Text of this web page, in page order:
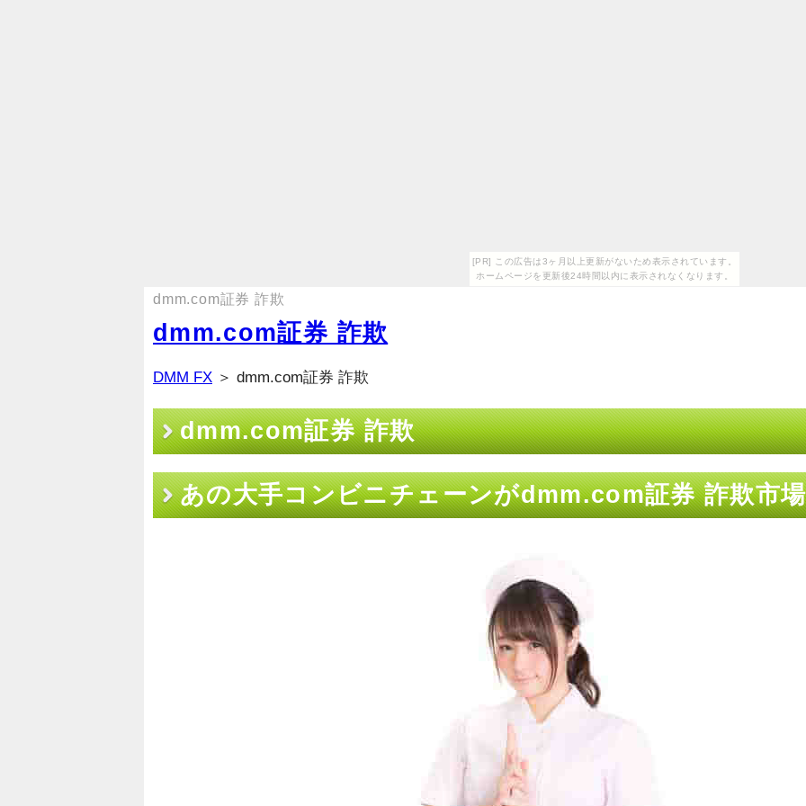
[PR] この広告は3ヶ月以上更新がないため表示されています。
ホームページを更新後24時間以内に表示されなくなります。
dmm.com証券 詐欺
dmm.com証券 詐欺
DMM FX ＞ dmm.com証券 詐欺
dmm.com証券 詐欺
あの大手コンビニチェーンがdmm.com証券 詐欺市